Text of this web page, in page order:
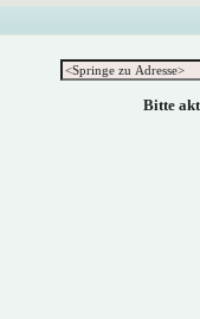
Bitte